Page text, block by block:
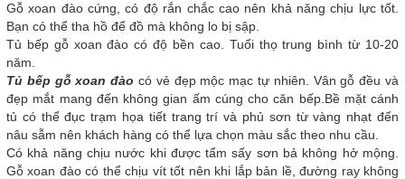
Gỗ xoan đào cứng, có độ rắn chắc cao nên khả năng chịu lực tốt.
Bạn có thể tha hồ để đồ mà không lo bị sập.
Tủ bếp gỗ xoan đào có độ bền cao. Tuổi thọ trung bình từ 10-20
năm.
Tủ bếp gỗ xoan đào có vẻ đẹp mộc mạc tự nhiên. Vân gỗ đều và
đẹp mắt mang đến không gian ấm cúng cho căn bếp.Bề mặt cánh
tủ có thể đục trạm họa tiết trang trí và phủ sơn từ vàng nhạt đến
nâu sẫm nên khách hàng có thể lựa chọn màu sắc theo nhu cầu.
Có khả năng chịu nước khi được tẩm sấy sơn bả không hở mộng.
Gỗ xoan đào có thể chịu vít tốt nên khi lắp bản lề, đường ray không